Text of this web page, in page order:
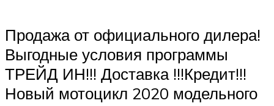
Продажа от официального дилера!
Выгодные условия программы
ТРЕЙД ИН!!! Доставка !!!Кредит!!!
Новый мотоцикл 2020 модельного